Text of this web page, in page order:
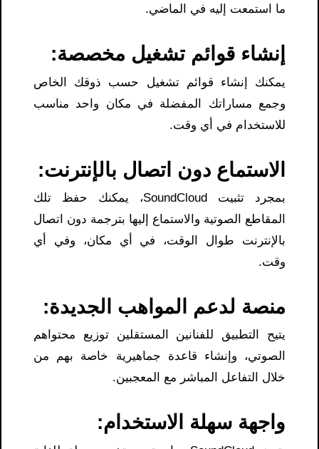
ما استمعت إليه في الماضي.
إنشاء قوائم تشغيل مخصصة:
يمكنك إنشاء قوائم تشغيل حسب ذوقك الخاص
وجمع مساراتك المفضلة في مكان واحد مناسب
للاستخدام في أي وقت.
الاستماع دون اتصال بالإنترنت:
بمجرد تثبيت SoundCloud، يمكنك حفظ تلك
المقاطع الصوتية والاستماع إليها بترجمة دون اتصال
بالإنترنت طوال الوقت، في أي مكان، وفي أي
وقت.
منصة لدعم المواهب الجديدة:
يتيح التطبيق للفنانين المستقلين توزيع محتواهم
الصوتي، وإنشاء قاعدة جماهيرية خاصة بهم من
خلال التفاعل المباشر مع المعجبين.
واجهة سهلة الاستخدام: